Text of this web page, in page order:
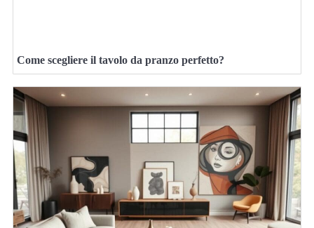
Come scegliere il tavolo da pranzo perfetto?